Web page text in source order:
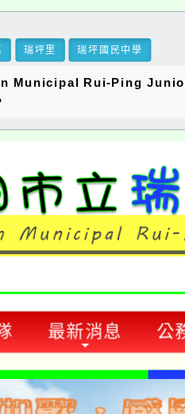
瑞坪里 瑞坪國民中學
Municipal Rui-Ping
最新消息 公